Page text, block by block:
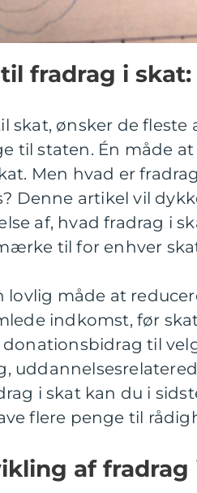
fradrag i skat:
skat, ønsker de
til staten. Én måde
Men hvad er
Denne artikel vil
af, hvad fradrag i
til for enhver
lovlig måde at
indkomst, før
til
i skat kan du i
flere penge til
af fradrag